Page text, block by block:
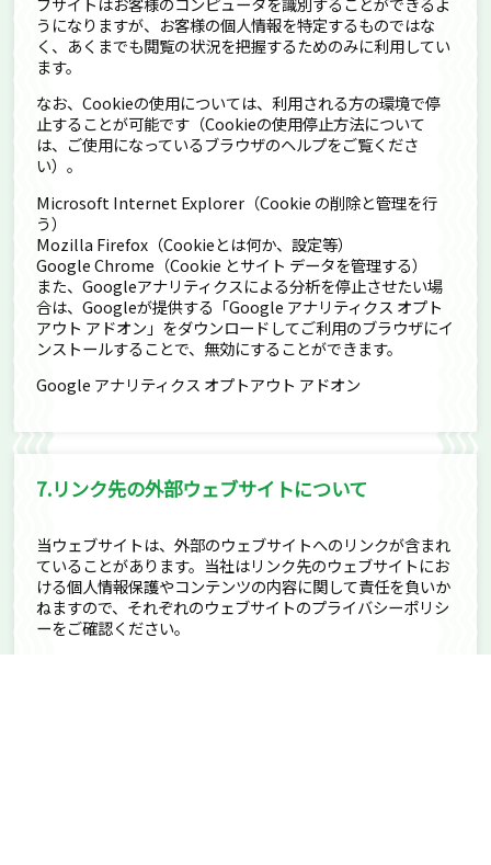
うになりますが、お客様の個人情報を特定するものではな
く、あくまでも閲覧の状況を把握するためのみに利用してい
ます。
なお、Cookieの使用については、利用される方の環境で停
止することが可能です（Cookieの使用停止方法について
は、ご使用になっているブラウザのヘルプをご覧くださ
い）。
Microsoft Internet Explorer（Cookie の削除と管理を行
う）
Mozilla Firefox（Cookieとは何か、設定等）
Google Chrome（Cookie とサイト データを管理する）
また、Googleアナリティクスによる分析を停止させたい場
合は、Googleが提供する「Google アナリティクス オプト
アウト アドオン」をダウンロードしてご利用のブラウザにイ
ンストールすることで、無効にすることができます。
Google アナリティクス オプトアウト アドオン
7.リンク先の外部ウェブサイトについて
当ウェブサイトは、外部のウェブサイトへのリンクが含まれ
ていることがあります。当社はリンク先のウェブサイトにお
ける個人情報保護やコンテンツの内容に関して責任を負いか
ねますので、それぞれのウェブサイトのプライバシーポリシ
ーをご確認ください。